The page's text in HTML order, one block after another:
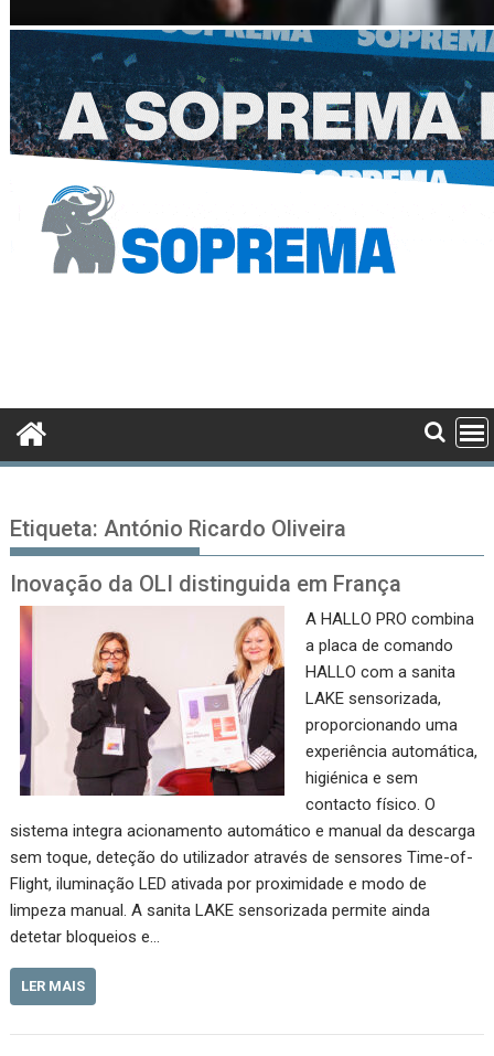
Etiqueta: António Ricardo Oliveira
Inovação da OLI distinguida em França
A HALLO PRO combina
a placa de comando
HALLO com a sanita
LAKE sensorizada,
proporcionando uma
experiência automática,
higiénica e sem
contacto físico. O
sistema integra acionamento automático e manual da descarga
sem toque, deteção do utilizador através de sensores Time-of-
Flight, iluminação LED ativada por proximidade e modo de
limpeza manual. A sanita LAKE sensorizada permite ainda
detetar bloqueios e…
LER MAIS